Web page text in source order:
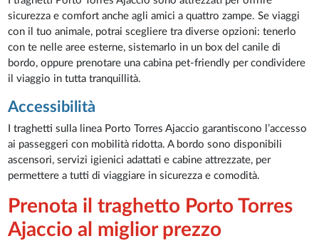
sicurezza e comfort anche agli amici a quattro zampe. Se viaggi
con il tuo animale, potrai scegliere tra diverse opzioni: tenerlo
con te nelle aree esterne, sistemarlo in un box del canile di
bordo, oppure prenotare una cabina pet-friendly per condividere
il viaggio in tutta tranquillità.
Accessibilità
I traghetti sulla linea Porto Torres Ajaccio garantiscono l’accesso
ai passeggeri con mobilità ridotta. A bordo sono disponibili
ascensori, servizi igienici adattati e cabine attrezzate, per
permettere a tutti di viaggiare in sicurezza e comodità.
Prenota il traghetto Porto Torres
Ajaccio al miglior prezzo